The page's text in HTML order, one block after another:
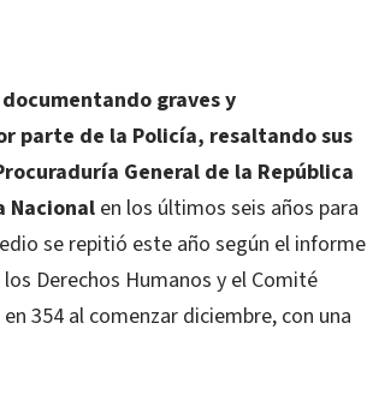
graves y
parte de la Policía, resaltando sus
General de la República
Nacionalen los últimos seis años para
se repitió este año según el informe
Derechos Humanos y el Comité
354 al comenzar diciembre, con una